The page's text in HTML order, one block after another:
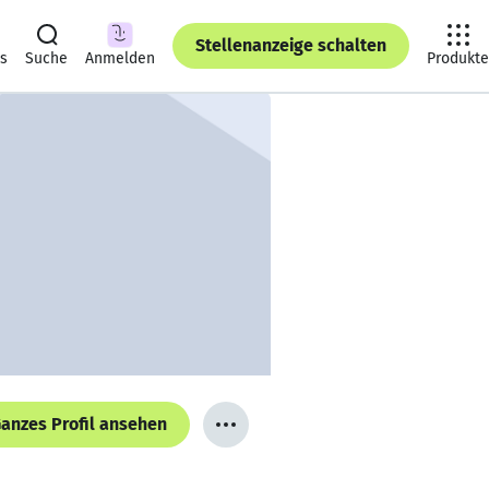
Suche Anmelden
Stellenanzeige schalten
Produkte
Profil ansehen